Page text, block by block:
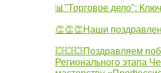
📊"Торговое дело":
👏👏👏Наши
💥💥💥Поздравляем
Регионального этапа